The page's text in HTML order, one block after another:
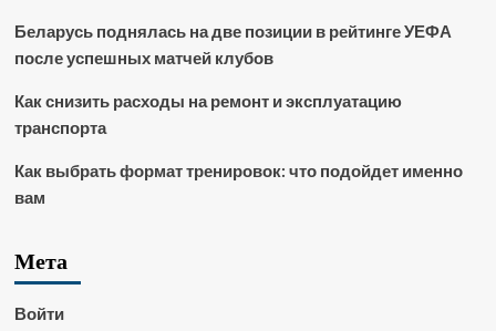
Беларусь поднялась на две позиции в рейтинге УЕФА
после успешных матчей клубов
Как снизить расходы на ремонт и эксплуатацию
транспорта
Как выбрать формат тренировок: что подойдет именно
вам
Мета
Войти